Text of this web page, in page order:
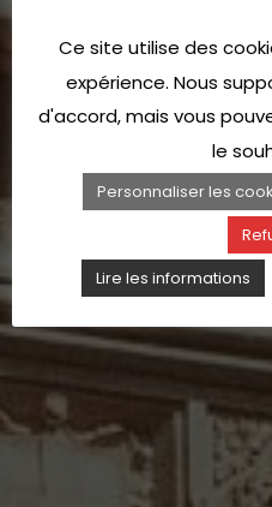
Ce site utilise des
expérience. Nous
d'accord, mais vous
le
Personnaliser les
Lire les informations